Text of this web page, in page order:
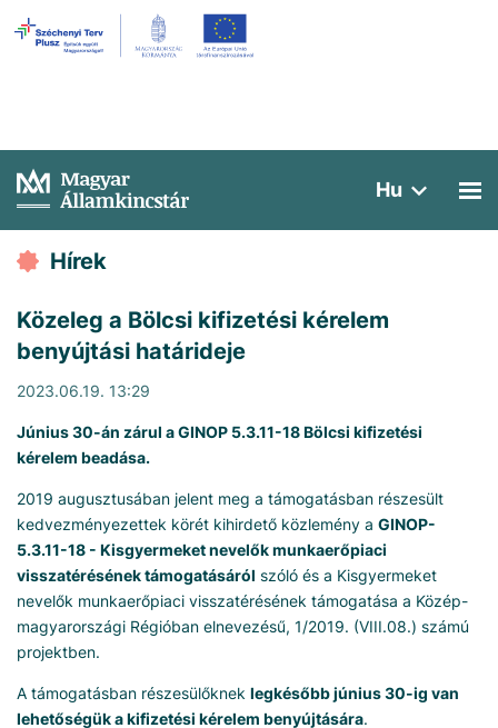
Hu
Hírek
Közeleg a Bölcsi kifizetési kérelem
benyújtási határideje
2023.06.19. 13:29
Június 30-án zárul a GINOP 5.3.11-18 Bölcsi kifizetési
kérelem beadása.
2019 augusztusában jelent meg a támogatásban részesült
kedvezményezettek körét kihirdető közlemény a GINOP-
5.3.11-18 - Kisgyermeket nevelők munkaerőpiaci
visszatérésének támogatásáról szóló és a Kisgyermeket
nevelők munkaerőpiaci visszatérésének támogatása a Közép-
magyarországi Régióban elnevezésű, 1/2019. (VIII.08.) számú
projektben.
A támogatásban részesülőknek legkésőbb június 30-ig van
lehetőségük a kifizetési kérelem benyújtására.